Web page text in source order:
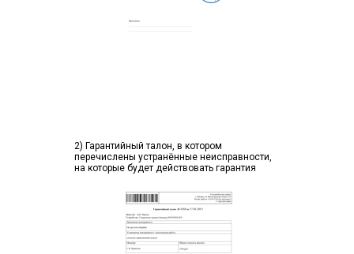
2) Гарантийный талон, в котором
перечислены устранённые неисправности,
на которые будет действовать гарантия